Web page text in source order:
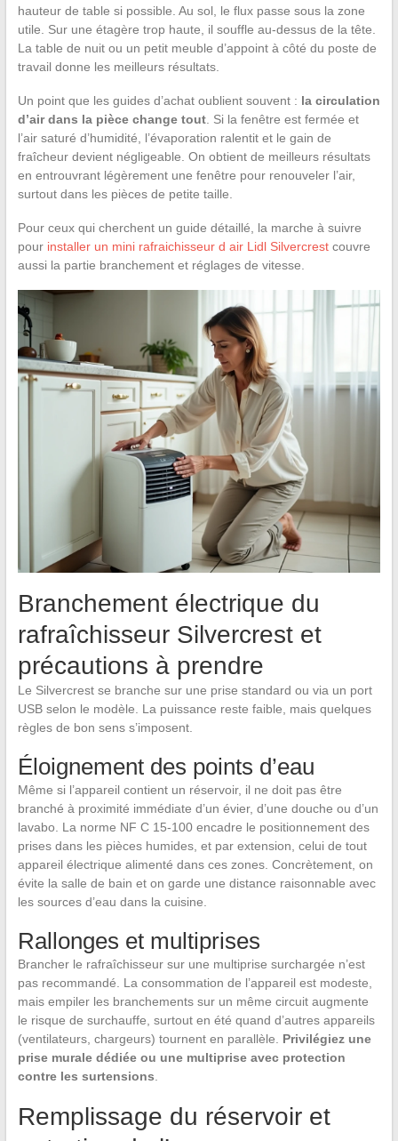
hauteur de table si possible. Au sol, le flux passe sous la zone
utile. Sur une étagère trop haute, il souffle au-dessus de la tête.
La table de nuit ou un petit meuble d’appoint à côté du poste de
travail donne les meilleurs résultats.
Un point que les guides d’achat oublient souvent : la circulation
d’air dans la pièce change tout. Si la fenêtre est fermée et
l’air saturé d’humidité, l’évaporation ralentit et le gain de
fraîcheur devient négligeable. On obtient de meilleurs résultats
en entrouvrant légèrement une fenêtre pour renouveler l’air,
surtout dans les pièces de petite taille.
Pour ceux qui cherchent un guide détaillé, la marche à suivre
pour installer un mini rafraichisseur d air Lidl Silvercrestcouvre
aussi la partie branchement et réglages de vitesse.
Branchement électrique du
rafraîchisseur Silvercrest et
précautions à prendre
Le Silvercrest se branche sur une prise standard ou via un port
USB selon le modèle. La puissance reste faible, mais quelques
règles de bon sens s’imposent.
Éloignement des points d’eau
Même si l’appareil contient un réservoir, il ne doit pas être
branché à proximité immédiate d’un évier, d’une douche ou d’un
lavabo. La norme NF C 15-100 encadre le positionnement des
prises dans les pièces humides, et par extension, celui de tout
appareil électrique alimenté dans ces zones. Concrètement, on
évite la salle de bain et on garde une distance raisonnable avec
les sources d’eau dans la cuisine.
Rallonges et multiprises
Brancher le rafraîchisseur sur une multiprise surchargée n’est
pas recommandé. La consommation de l’appareil est modeste,
mais empiler les branchements sur un même circuit augmente
le risque de surchauffe, surtout en été quand d’autres appareils
(ventilateurs, chargeurs) tournent en parallèle. Privilégiez une
prise murale dédiée ou une multiprise avec protection
contre les surtensions
Remplissage du réservoir et